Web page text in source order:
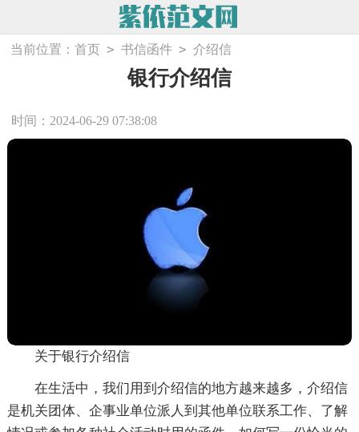
当前位置：首页 > 书信函件 > 介绍信
银行介绍信
时间：2024-06-29 07:38:08
关于银行介绍信
在生活中，我们用到介绍信的地方越来越多，介绍信
是机关团体、企事业单位派人到其他单位联系工作、了解